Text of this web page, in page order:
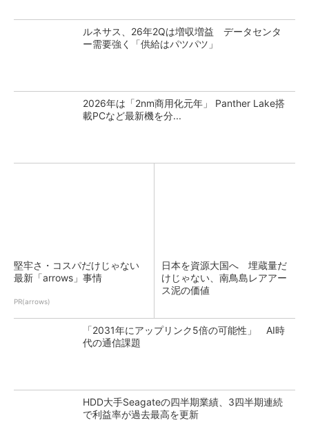
ルネサス、26年2Qは増収増益 データセンタ
ー需要強く「供給はパツパツ」
2026年は「2nm商用化元年」 Panther Lake搭
載PCなど最新機を分...
堅牢さ・コスパだけじゃない
最新「arrows」事情
PR(arrows)
日本を資源大国へ 埋蔵量だ
けじゃない、南鳥島レアアー
ス泥の価値
「2031年にアップリンク5倍の可能性」 AI時
代の通信課題
HDD大手Seagateの四半期業績、3四半期連続
で利益率が過去最高を更新